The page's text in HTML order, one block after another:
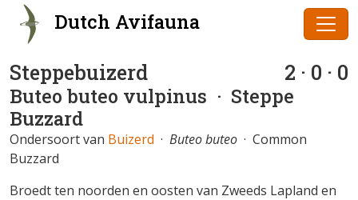
Dutch Avifauna
Steppebuizerd 2 · 0 · 0
Buteo buteo vulpinus · Steppe
Buzzard
Ondersoort van Buizerd · Buteo buteo · Common
Buzzard
Broedt ten noorden en oosten van Zweeds Lapland en